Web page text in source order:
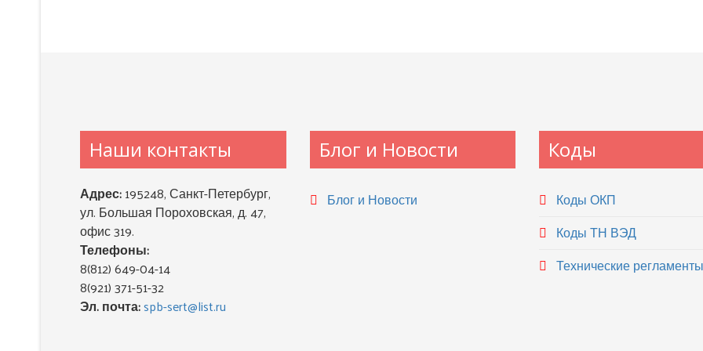
Наши контакты
Адрес:195248, Санкт-Петербург,
ул. Большая Пороховская, д. 47,
офис 319.
Телефоны:
8(812) 649-04-14
8(921) 371-51-32
Эл. почта:spb-sert@list.ru
Блог и Новости
Блог и Новости
Коды
Коды ОКП
Коды ТН ВЭД
Технические регламенты